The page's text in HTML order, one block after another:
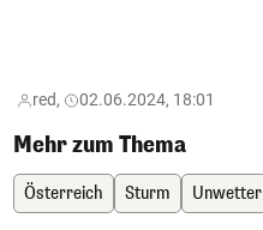
red, 02.06.2024, 18:01
Mehr zum Thema
Österreich Sturm Unwetter